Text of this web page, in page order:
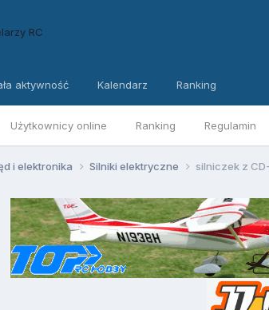
Użytkownicy online Ranking Regulamin
aktywność Kalendarz Ranking
i elektronika Silniki elektryczne silniczek z